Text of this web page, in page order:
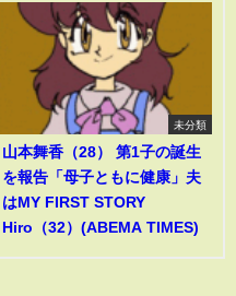
未分類
山本舞香（28） 第1子の誕生
を報告「母子ともに健康」夫
はMY FIRST STORY
Hiro（32）(ABEMA TIMES)